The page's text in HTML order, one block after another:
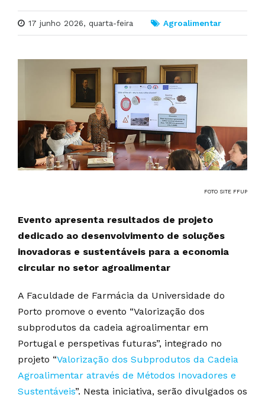
17 junho 2026, quarta-feira Agroalimentar
FOTO SITE FFUP
Evento apresenta resultados de projeto
dedicado ao desenvolvimento de soluções
inovadoras e sustentáveis para a economia
circular no setor agroalimentar
A Faculdade de Farmácia da Universidade do
Porto promove o evento “Valorização dos
subprodutos da cadeia agroalimentar em
Portugal e perspetivas futuras”, integrado no
projeto “Valorização dos Subprodutos da Cadeia
Agroalimentar através de Métodos Inovadores e
Sustentáveis”. Nesta iniciativa, serão divulgados os